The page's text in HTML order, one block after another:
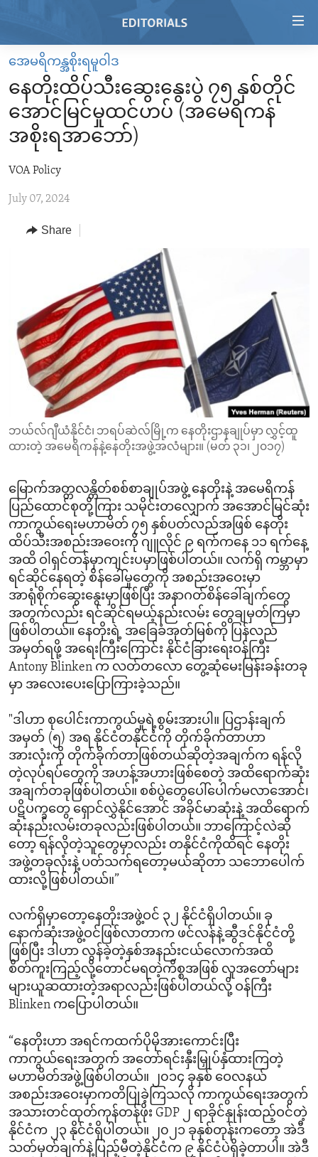
Skip
main
content
main
Navigation
Skip
Search
HOME
VIDEO
RADIO
REGIONS
AFRICA
AMERICAS
ASIA
TOPICS
HUMAN RIGHTS
SECURITY AND DEFENSE
DEMOCRACY AND GOVERNANCE
ECONOMY AND TRADE
ENVIRONMENT AND HEALTH
IDEALS AND INSTITUTIONS
ARCHIVE
ABOUT US
အေမရိကန္အစိုးရမူဝါဒ
နေတိုးထိပ်သီးဆွေးနွေးပွဲ ၇၅ နှစ်တိုင်
အောင်မြင်မှုထင်ဟပ် (အမေရိကန်
အစိုးရအာဘော်)
VOA Policy
July 07, 2024
Share
ဘယ်လ်ဂျီယံနိုင်ငံ၊ ဘရပ်ဆဲလ်မြို့က နေတိုးဌာနချုပ်မှာ လွှင့်ထူ
ထားတဲ့ အမေရိကန်နဲ့နေတိုးအဖွဲ့အလံများ။ (မတ် ၃၁၊ ၂၀၁၇)
မြောက်အတ္တလန္တိတ်စစ်စာချုပ်အဖွဲ့ နေတိုးနဲ့ အမေရိကန်
ပြည်ထောင်စုတို့ကြား သမိုင်းတလျှောက် အအောင်မြင်ဆုံး
ကာကွယ်ရေးမဟာမိတ် ၇၅ နှစ်ပတ်လည်အဖြစ် နေတိုး
ထိပ်သီးအစည်းအဝေးကို ဂျူလိုင် ၉ ရက်ကနေ ၁၁ ရက်နေ့
အထိ ဝါရှင်တန်မှာကျင်းပမှာဖြစ်ပါတယ်။ လက်ရှိ ကမ္ဘာမှာ
ရင်ဆိုင်နေရတဲ့ စိန်ခေါ်မှုတွေကို အစည်းအဝေးမှာ
အာရုံစိုက်ဆွေးနွေးမှာဖြစ်ပြီး အနာဂတ်စိန်ခေါ်ချက်တွေ
အတွက်လည်း ရင်ဆိုင်ရမယ့်နည်းလမ်း တွေချမှတ်ကြမှာ
ဖြစ်ပါတယ်။ နေတိုးရဲ့ အခြေခံအုတ်မြစ်ကို ပြန်လည်
အမှတ်ရဖို့ အရေးကြီးကြောင်း နိုင်ငံခြားရေးဝန်ကြီး
Antony Blinken က လတ်တလော တွေ့ဆုံမေးမြန်းခန်းတခု
မှာ အလေးပေးပြောကြားခဲ့သည်။
"ဒါဟာ စုပေါင်းကာကွယ်မှုရဲ့စွမ်းအားပါ။ ပြဌာန်းချက်
အမှတ် (၅) အရ နိုင်ငံတနိုင်ငံကို တိုက်ခိုက်တာဟာ
အားလုံးကို တိုက်ခိုက်တာဖြစ်တယ်ဆိုတဲ့အချက်က ရန်လို
တဲ့လုပ်ရပ်တွေကို အဟန့်အဟားဖြစ်စေတဲ့ အထိရောက်ဆုံး
အချက်တခုဖြစ်ပါတယ်။ စစ်ပွဲတွေပေါ်ပေါက်မလာအောင်၊
ပဋိပက္ခတွေ ရှောင်လွှဲနိုင်အောင် အခိုင်မာဆုံးနဲ့ အထိရောက်
ဆုံးနည်းလမ်းတခုလည်းဖြစ်ပါတယ်။ ဘာကြောင့်လဲဆို
တော့ ရန်လိုတဲ့သူတွေမှာလည်း တနိုင်ငံကိုထိရင် နေတိုး
အဖွဲ့တခုလုံးနဲ့ ပတ်သက်ရတော့မယ်ဆိုတာ သဘောပေါက်
ထားလို့ဖြစ်ပါတယ်။”
လက်ရှိမှာတော့နေတိုးအဖွဲ့ဝင် ၃၂ နိုင်ငံရှိပါတယ်။ ခု
နောက်ဆုံးအဖွဲ့ဝင်ဖြစ်လာတာက ဖင်လန်နဲ့ဆွီဒင်နိုင်ငံတို့
ဖြစ်ပြီး ဒါဟာ လွန်ခဲ့တဲ့နှစ်အနည်းငယ်လောက်အထိ
စိတ်ကူးကြည့်လို့တောင်မရတဲ့ကိစ္စအဖြစ် လူအတော်များ
များယူဆထားတဲ့အရာလည်းဖြစ်ပါတယ်လို့ ဝန်ကြီး
Blinken ကပြောပါတယ်။
“နေတိုးဟာ အရင်ကထက်ပိုမိုအားကောင်းပြီး
ကာကွယ်ရေးအတွက် အတော်ရင်းနှီးမြှုပ်နှံထားကြတဲ့
မဟာမိတ်အဖွဲ့ဖြစ်ပါတယ်။ ၂၀၁၄ ခုနှစ် ဝေလနယ်
အစည်းအဝေးမှာကတိပြုခဲ့ကြသလို ကာကွယ်ရေးအတွက်
အသားတင်ထုတ်ကုန်တန်ဖိုး GDP ၂ ရာခိုင်နှုန်းထည့်ဝင်တဲ့
နိုင်ငံက ၂၃ နိုင်ငံရှိပါတယ်။ ၂၀၂၁ ခုနှစ်တုန်းကတော့ အဲဒီ
သတ်မှတ်ချက်နဲ့ပြည့်မီတဲ့နိုင်ငံက ၉ နိုင်ငံပဲရှိခဲ့တာပါ။ အဲဒီ